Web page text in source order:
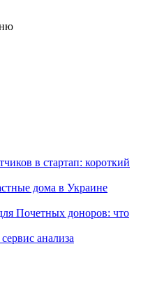
в стартап: короткий
дома в Украине
Почетных доноров: что
анализа